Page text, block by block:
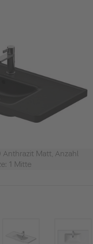
Anthrazit Matt, Anzahl
1 Mitte